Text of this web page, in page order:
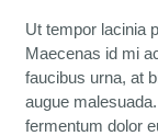
Ut tempor lacinia
Maecenas id mi
faucibus urna, at
augue
fermentum dolor